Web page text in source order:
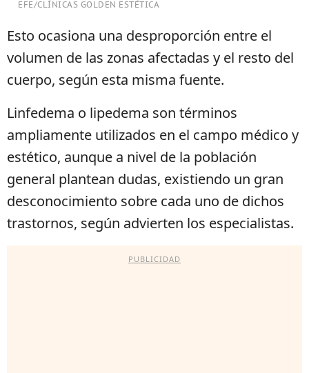
EFE/CLÍNICAS GOLDEN ESTÉTICA
Esto ocasiona una desproporción entre el
volumen de las zonas afectadas y el resto del
cuerpo, según esta misma fuente.
Linfedema o lipedema son términos
ampliamente utilizados en el campo médico y
estético, aunque a nivel de la población
general plantean dudas, existiendo un gran
desconocimiento sobre cada uno de dichos
trastornos, según advierten los especialistas.
PUBLICIDAD